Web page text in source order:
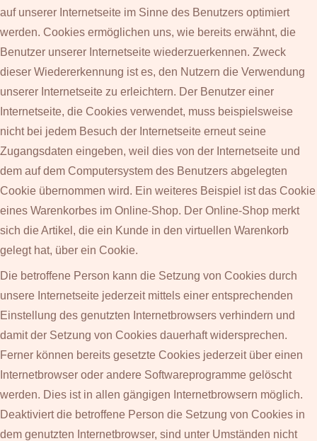
auf unserer Internetseite im Sinne des Benutzers optimiert
werden. Cookies ermöglichen uns, wie bereits erwähnt, die
Benutzer unserer Internetseite wiederzuerkennen. Zweck
dieser Wiedererkennung ist es, den Nutzern die Verwendung
unserer Internetseite zu erleichtern. Der Benutzer einer
Internetseite, die Cookies verwendet, muss beispielsweise
nicht bei jedem Besuch der Internetseite erneut seine
Zugangsdaten eingeben, weil dies von der Internetseite und
dem auf dem Computersystem des Benutzers abgelegten
Cookie übernommen wird. Ein weiteres Beispiel ist das Cookie
eines Warenkorbes im Online-Shop. Der Online-Shop merkt
sich die Artikel, die ein Kunde in den virtuellen Warenkorb
gelegt hat, über ein Cookie.
Die betroffene Person kann die Setzung von Cookies durch
unsere Internetseite jederzeit mittels einer entsprechenden
Einstellung des genutzten Internetbrowsers verhindern und
damit der Setzung von Cookies dauerhaft widersprechen.
Ferner können bereits gesetzte Cookies jederzeit über einen
Internetbrowser oder andere Softwareprogramme gelöscht
werden. Dies ist in allen gängigen Internetbrowsern möglich.
Deaktiviert die betroffene Person die Setzung von Cookies in
dem genutzten Internetbrowser, sind unter Umständen nicht